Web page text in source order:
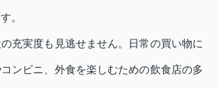
。
充実度も見逃せません。日常の買い物に
ンビニ、外食を楽しむための飲食店の多